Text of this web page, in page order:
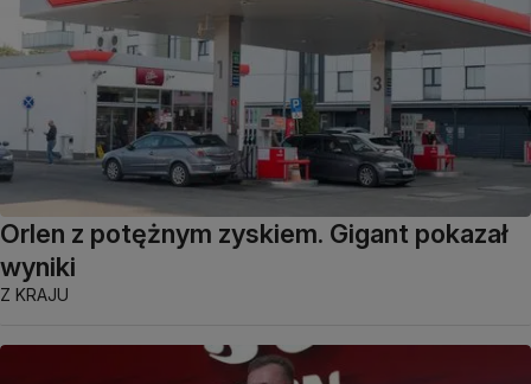
Orlen z potężnym zyskiem. Gigant pokazał
wyniki
Z KRAJU